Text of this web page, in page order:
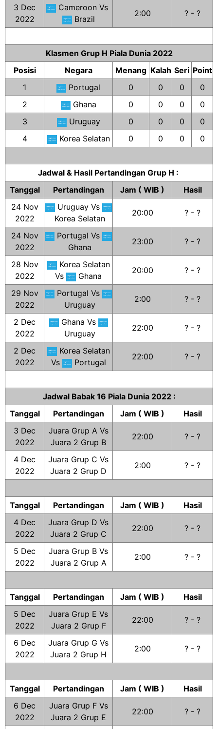
3 Dec
2022
Cameroon Vs
Brazil
2:00 ? - ?
Klasmen Grup H Piala Dunia 2022
Posisi
Negara Menang Kalah Seri Point
1
Portugal 0 0 0
0
2
Ghana 0 0 0
0
3
Uruguay 0 0 0
0
4
Korea Selatan 0 0 0 0
Jadwal & Hasil Pertandingan Grup H :
Tanggal
Pertandingan Jam ( WIB )
Hasil
24 Nov
2022
Uruguay Vs
Korea Selatan
20:00 ? - ?
24 Nov
2022
Portugal Vs
Ghana
23:00 ? - ?
28 Nov
2022
Korea Selatan
Vs
Ghana
20:00 ? - ?
29 Nov
2022
Portugal Vs
Uruguay
2:00 ? - ?
2 Dec
2022
Ghana Vs
Uruguay
22:00 ? - ?
2 Dec
2022
Korea Selatan
Vs
Portugal
22:00 ? - ?
Jadwal Babak 16 Piala Dunia 2022 :
Tanggal
Pertandingan Jam ( WIB )
Hasil
3 Dec
2022
Juara Grup A Vs
Juara 2 Grup B
22:00 ? - ?
4 Dec
2022
Juara Grup C Vs
Juara 2 Grup D
2:00 ? - ?
Tanggal Pertandingan Jam ( WIB )
Hasil
4 Dec
2022
Juara Grup D Vs
Juara 2 Grup C
22:00 ? - ?
5 Dec
2022
Juara Grup B Vs
Juara 2 Grup A
2:00 ? - ?
Tanggal Pertandingan Jam ( WIB )
Hasil
5 Dec
2022
Juara Grup E Vs
Juara 2 Grup F
22:00 ? - ?
6 Dec
2022
Juara Grup G Vs
Juara 2 Grup H
2:00 ? - ?
Tanggal Pertandingan Jam ( WIB )
Hasil
6 Dec
2022
Juara Grup F Vs
Juara 2 Grup E
22:00 ? - ?